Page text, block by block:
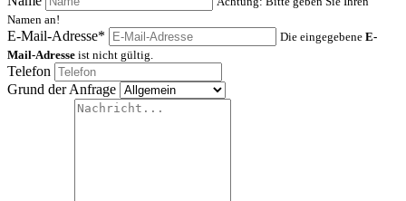
Namen an!
E-Mail-Adresse* Die eingegebene E-
Mail-Adresse ist nicht gültig.
Telefon
Grund der Anfrage